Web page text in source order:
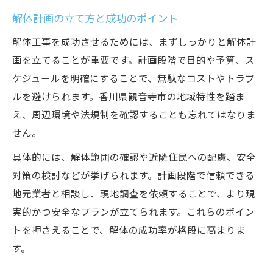
観音寺市解体工事で安全性を確保する方法
観音寺市での解体費用を賢く抑える秘訣
自治体のサポート制度を活用した解体対策
賢く進めるための解体手順ガイド
解体の手順を分かりやすく解説
解体工事の進行管理と注意点
トラブルを防ぐための手続きの流れ
解体時に発生する残置物の処理方法
失敗しない解体業者選びの極意
信頼できる解体業者の見極め方
解体計画の立て方と成功のポイント
解体工事を成功させるためには、まずしっかりと解体計
画を立てることが重要です。計画段階で目的や予算、ス
ケジュールを明確にすることで、無駄なコストやトラブ
ルを避けられます。香川県観音寺市の地域特性を踏ま
え、周辺環境や法規制を確認することも忘れてはなりま
せん。
具体的には、解体範囲の確認や近隣住民への配慮、安全
対策の検討などが挙げられます。計画段階で信頼できる
地元業者と相談し、現地調査を依頼することで、より現
実的かつ安全なプランが立てられます。これらのポイン
トを押さえることで、解体の成功率が格段に高まりま
す。